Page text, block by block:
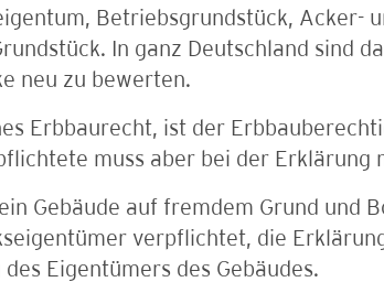
Betriebsgrundstück, Acker-
In ganz Deutschland sind
neu zu bewerten.
Erbbaurecht, ist der
muss aber bei der Erklärung
Gebäude auf fremdem Grund und
verpflichtet, die
Eigentümers des Gebäudes.